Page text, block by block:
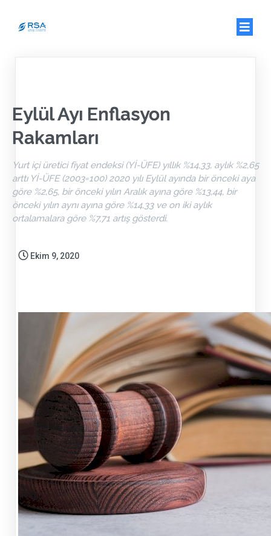
Eylül Ayı Enflasyon
Rakamları
Yurt içi üretici fiyat endeksi (Yİ-ÜFE) yıllık %14,33, aylık %2,65
arttı Yİ-ÜFE (2003=100) 2020 yılı Eylül ayında bir önceki aya
göre %2,65, bir önceki yılın Aralık ayına göre %13,44, bir
önceki yılın aynı ayına göre %14,33 ve on iki aylık
ortalamalara göre %7,71 artış gösterdi.
Ekim 9, 2020